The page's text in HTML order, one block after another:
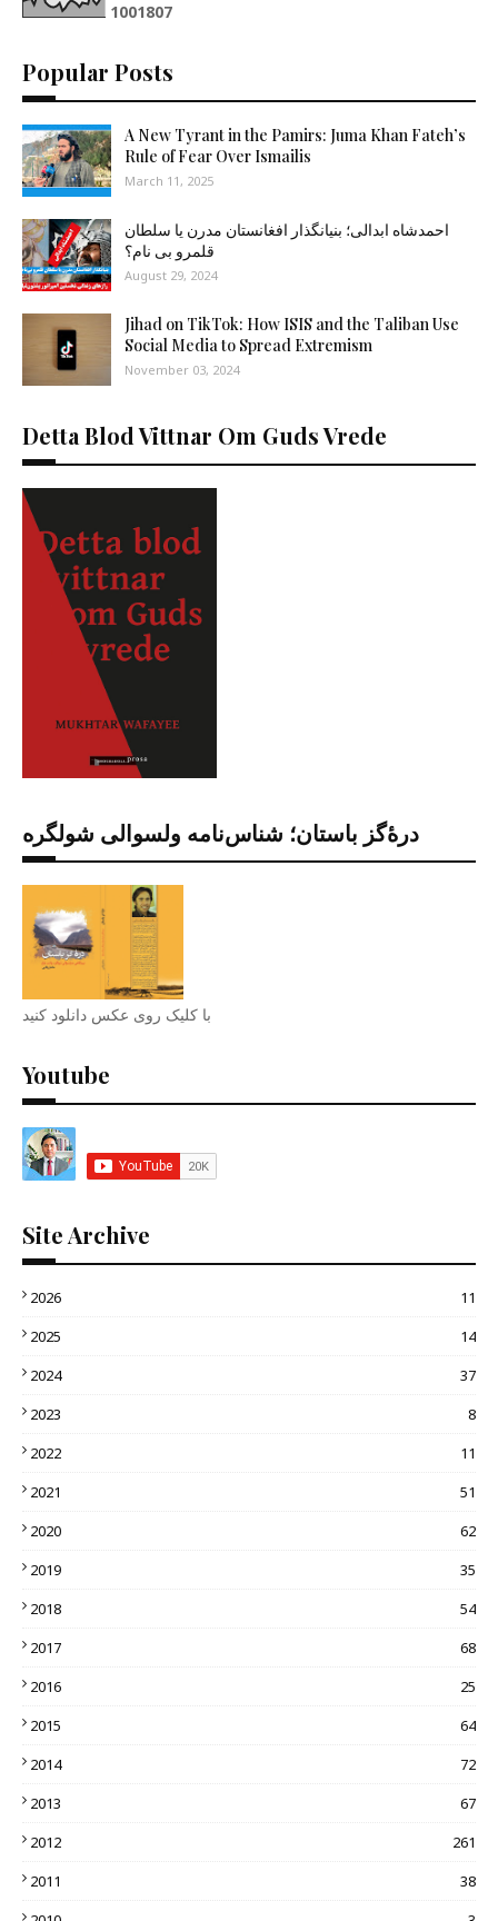
1001807
Popular Posts
A New Tyrant in the Pamirs: Juma Khan Fateh’s
Rule of Fear Over Ismailis
March 11, 2025
احمدشاه ابدالی؛ بنیانگذار افغانستان مدرن یا سلطان
قلمرو بی نام؟
August 29, 2024
Jihad on TikTok: How ISIS and the Taliban Use
Social Media to Spread Extremism
November 03, 2024
Detta Blod Vittnar Om Guds Vrede
درۀگز باستان؛ شناس‌نامه ولسوالی شولگره
با کلیک روی عکس دانلود کنید
Youtube
Site Archive
2026
11
2025
14
2024
37
2023
8
2022
11
2021
51
2020
62
2019
35
2018
54
2017
68
2016
25
2015
64
2014
72
2013
67
2012
261
2011
38